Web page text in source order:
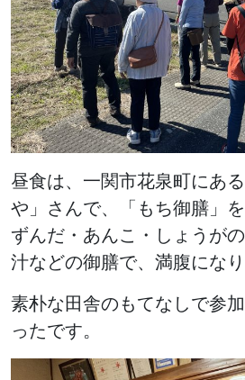
昼食は、一関市花泉町にあ
や」さんで、「もち御膳」
ずんだ・あんこ・しょうが
汁などの御膳で、満腹になり
素朴な田舎のもてなしで参
ったです。